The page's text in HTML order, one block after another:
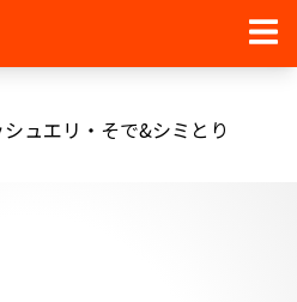
ュエリ・そで&シミとり